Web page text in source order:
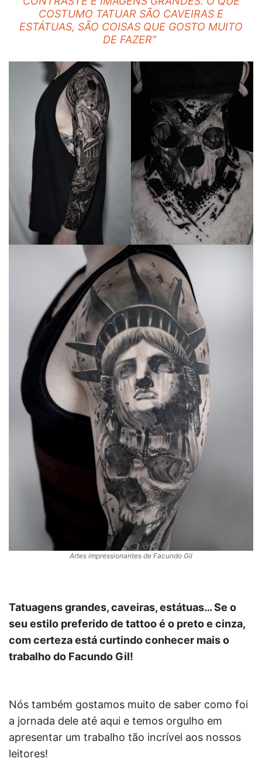
COSTUMO TATUAR SÃO CAVEIRAS E
ESTÁTUAS, SÃO COISAS QUE GOSTO MUITO
DE FAZER”
Artes impressionantes de Facundo Gil
Tatuagens grandes, caveiras, estátuas… Se o
seu estilo preferido de tattoo é o preto e cinza,
com certeza está curtindo conhecer mais o
trabalho do Facundo Gil!
Nós também gostamos muito de saber como foi
a jornada dele até aqui e temos orgulho em
apresentar um trabalho tão incrível aos nossos
leitores!